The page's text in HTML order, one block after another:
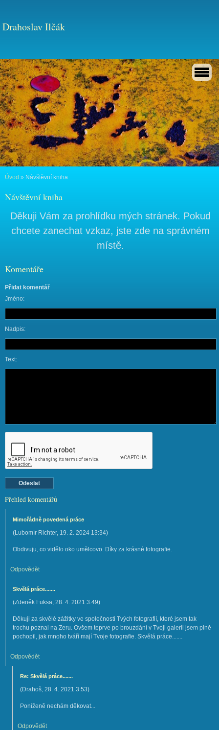
Drahoslav Ilčák
Úvod » Návštěvní kniha
Návštěvní kniha
Děkuji Vám za prohlídku mých stránek. Pokud
chcete zanechat vzkaz, jste zde na správném
místě.
Komentáře
Přidat komentář
Jméno:
Nadpis:
Text:
Přehled komentářů
Mimořádně povedená práce
(Lubomír Richter, 19. 2. 2024 13:34)
Obdivuju, co vidělo oko umělcovo. Díky za krásné fotografie.
Odpovědět
Skvělá práce.......
(Zdeněk Fuksa, 28. 4. 2021 3:49)
Děkuji za skvělé zážitky ve společnosti Tvých fotografií, které jsem tak
trochu poznal na Zeru. Ovšem teprve po brouzdání v Tvoji galerii jsem plně
pochopil, jak mnoho tváří mají Tvoje fotografie. Skvělá práce.......
Odpovědět
Re: Skvělá práce.......
(Drahoš, 28. 4. 2021 3:53)
Poníženě nechám děkovat...
Odpovědět